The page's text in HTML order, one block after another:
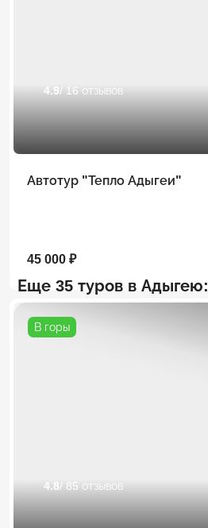
4.9 / 16 отзывов
Автотур "Тепло Адыгеи"
45 000 ₽
Еще 35 туров в Адыгею:
В горы
4.8/ 85 отзывов